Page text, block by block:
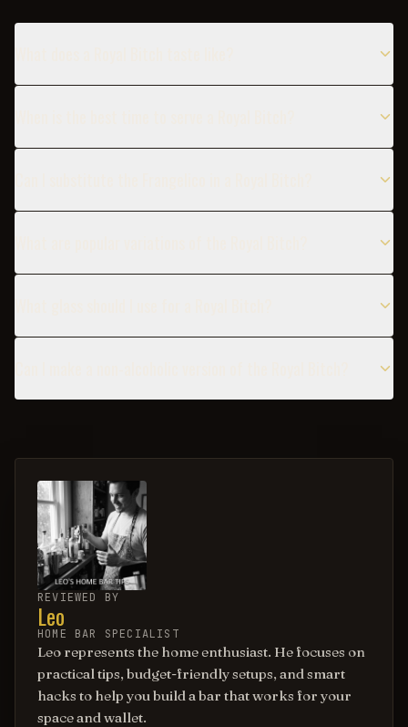
REVIEWED BY
Leo
HOME BAR SPECIALIST
Leo represents the home enthusiast. He focuses on
practical tips, budget-friendly setups, and smart
hacks to help you build a bar that works for your
space and wallet.